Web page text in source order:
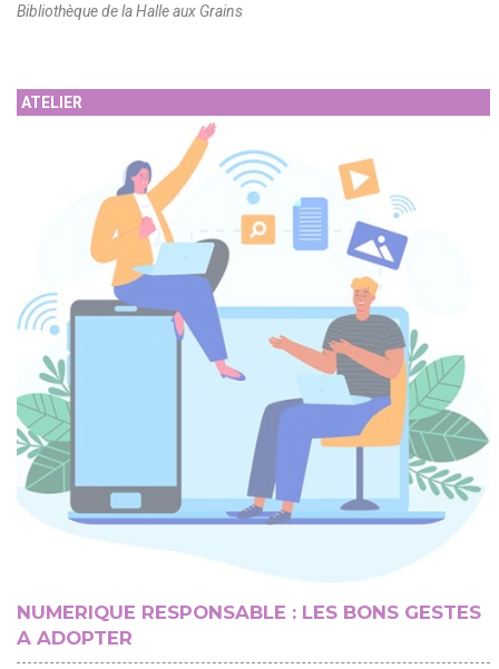
Bibliothèque de la Halle aux Grains
ATELIER
NUMERIQUE RESPONSABLE : LES BONS GESTES
A ADOPTER